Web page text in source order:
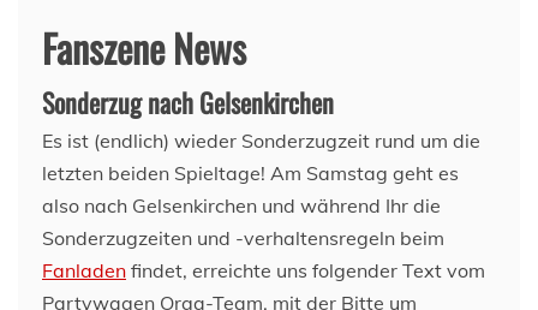
Fanszene News
Sonderzug nach Gelsenkirchen
Es ist (endlich) wieder Sonderzugzeit rund um die
letzten beiden Spieltage! Am Samstag geht es
also nach Gelsenkirchen und während Ihr die
Sonderzugzeiten und -verhaltensregeln beim
Fanladen findet, erreichte uns folgender Text vom
Partywagen Orga-Team, mit der Bitte um